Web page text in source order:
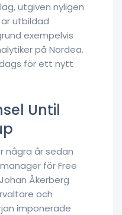
utgiven nyligen
är utbildad
exempelvis
på Nordea.
för ett nytt
Until
några år sedan
för Free
Åkerberg
och
imponerade